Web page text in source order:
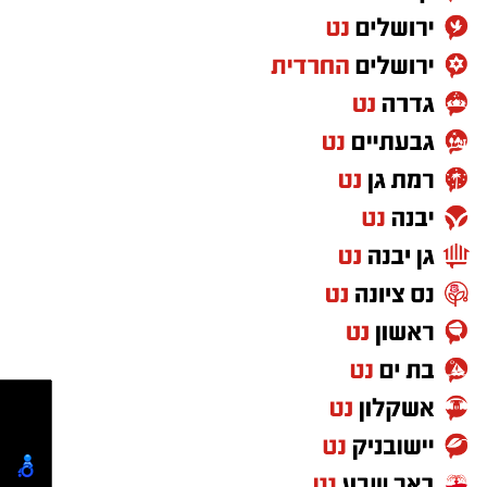
הרב פינטו הדגיש כי אדם שמחובר להקב"ה
מתאפיין בתורה, אמונה, ביטחון ואהבת ה': "אדם
מביט לשמים ומיד מתפעל ואומר 'מה רבו מעשיך
ה'', מתפעל מהבריאה כולה; כך גם אם הוא נמצא
ליד ים או עצים, כולו מלא התפעלות 'כולם
בחוכמה עשית'. ראיתי השבוע חתול ושמתי לב
לחוכמה שלו; כיצד הוא מתקיים ודואג לעצמו".